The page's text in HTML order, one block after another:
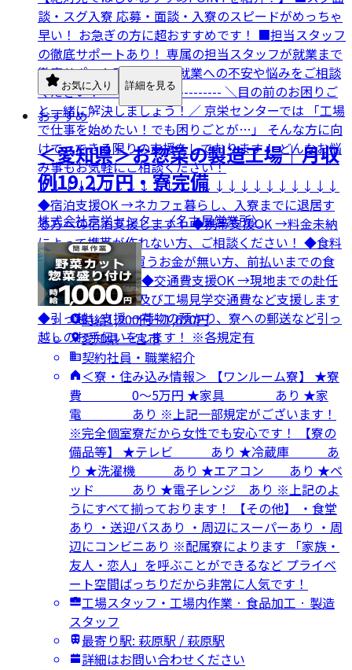
談・スグ入寮 応募・面談・入寮のスピードがめっちゃ
早い！ お急ぎの方に超おすすめです！ ■担当スタッフ
の徹底サポートあり！ 専属の担当スタッフが就業まで
徹底サポート致します。 就業への不安や悩みをご相談
ください！ ------------------------- ＼目の前のお困りご
と一緒に解決しましょう！／ 京栄センターでは 「工場
で仕事を始めたい！でも困りごとが…」 そんな方に向
けて、できる限りの支援をしております！ どんなお悩
み事もお気軽にご相談ください！
↓↓↓↓↓↓↓↓↓↓↓↓↓↓↓↓↓↓↓↓↓↓↓↓
◆宿泊支援OK →ネカフェ暮らし、入寮までに退居す
る方への宿泊支援します！ ◆携帯支援OK →料金未納
によって携帯が作れない方、ご相談ください！ ◆食料
支援OK →食事を買うお金が無い方、前払いまでの食
事の補助します！ ◆交通費支援OK →現地までの赴任
交通費や面接来場及び工場見学交通費など支援します
◆引っ越し支援 →荷物の預かり、寮への郵送など引っ
越しのお手伝いをします！ ※各規定有
お気に入り 詳細を見る
おすすめ
＜愛知県＞お惣菜の製造工場｜月収
例19.2万円・寮完備
株式会社京栄センター〈名古屋営業所〉
時給1,200円〜1,620円
愛知県 一宮市
契約社員・職業紹介
＜寮・住み込み情報＞ 【ワンルーム寮】 ★寮
費 0～5万円 ★家具 あり ★家
電 あり ※上記一部規定がございます！
※完全個室寮だから女性でも安心です！ 【寮の
備品等】 ★テレビ あり ★冷蔵庫 あ
り ★洗濯機 あり ★エアコン あり ★ベ
ッド あり ★電子レンジ あり ※上記のよ
うにすべて揃っております！ 【その他】 ・食堂
あり ・送迎バスあり ・周辺にスーパーあり ・周
辺にコンビニあり ※配属寮によります 「家族・
友人・恋人」を呼ぶことができるなど プライベ
ート空間ばっちりだから非常に人気です！
工場スタッフ・工場内作業 · 食品加工 · 製造
スタッフ
最寄り駅: 萩原駅 / 萩原駅
詳細はお問い合わせください